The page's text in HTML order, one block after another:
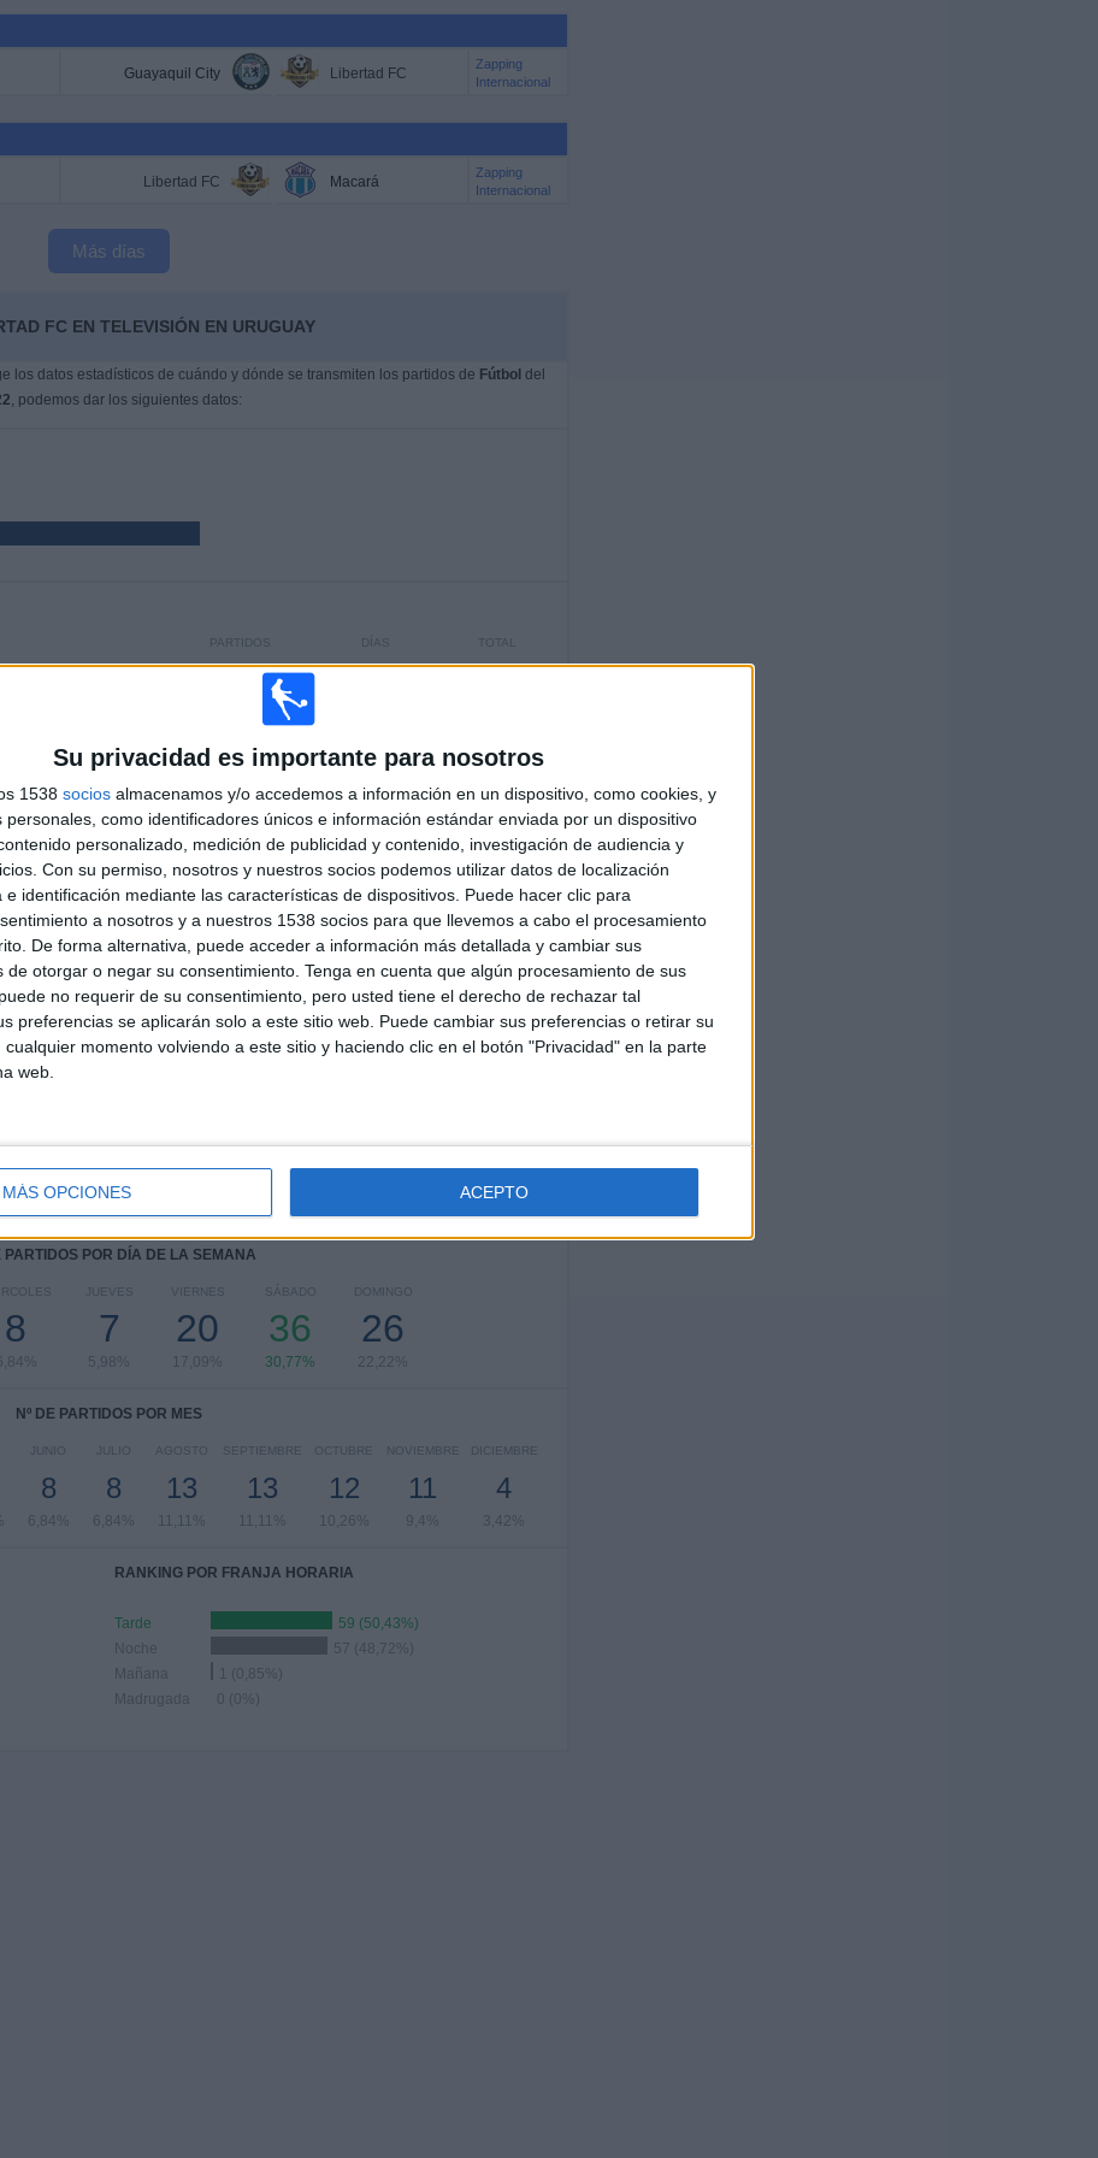
Su privacidad es importante para nosotros
1538 socios almacenamos y/o accedemos a información en un dispositivo, como cookies, y
personales, como identificadores únicos e información estándar enviada por un dispositivo
personalizado, medición de publicidad y contenido, investigación de audiencia y
Con su permiso, nosotros y nuestros socios podemos utilizar datos de localización
e identificación mediante las características de dispositivos. Puede hacer clic para
a nosotros y a nuestros 1538 socios para que llevemos a cabo el procesamiento
De forma alternativa, puede acceder a información más detallada y cambiar sus
de otorgar o negar su consentimiento. Tenga en cuenta que algún procesamiento de sus
no requerir de su consentimiento, pero usted tiene el derecho de rechazar tal
preferencias se aplicarán solo a este sitio web. Puede cambiar sus preferencias o retirar su
momento volviendo a este sitio y haciendo clic en el botón "Privacidad" en la parte
web.
MÁS OPCIONES ACEPTO
Guayaquil City Libertad FC
Zapping
Internacional
Libertad FC Macará
Zapping
Internacional
Más días
FC EN TELEVISIÓN EN URUGUAY
los datos estadísticos de cuándo y dónde se transmiten los partidos de Fútbol del
, podemos dar los siguientes datos:
TOTAL
9
DÍAS
1605
PARTIDOS
117
CONSECUTIVOS
DE PAGO
TOTAL
27
RIVALES
MÁXIMO
9
VS El Nacional
TOTAL
4
COMPETICIONES
RANKING POR COMPETICIONES
Liga Pro Ecuador
99 (84,62%)
Ver ranking completo
PARTIDOS POR DÍA DE LA SEMANA
8
JUEVES
7
5,98%
VIERNES
20
17,09%
SÁBADO
36
30,77%
DOMINGO
26
22,22%
Nº DE PARTIDOS POR MES
JUNIO
8
6,84%
JULIO
8
6,84%
AGOSTO
13
11,11%
SEPTIEMBRE
13
11,11%
OCTUBRE
12
10,26%
NOVIEMBRE
11
9,4%
DICIEMBRE
4
3,42%
RANKING POR FRANJA HORARIA
Tarde
59 (50,43%)
Noche
57 (48,72%)
Mañana
1 (0,85%)
Madrugada
0 (0%)